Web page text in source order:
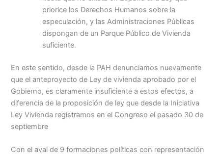
priorice los Derechos Humanos sobre la
especulación, y las Administraciones Públicas
dispongan de un Parque Público de Vivienda
suficiente.
En este sentido, desde la PAH denunciamos nuevamente
que el anteproyecto de Ley de vivienda aprobado por el
Gobierno, es claramente insuficiente a estos efectos, a
diferencia de la proposición de ley que desde la Iniciativa
Ley Vivienda registramos en el Congreso el pasado 30 de
septiembre
Con el aval de 9 formaciones políticas con representación